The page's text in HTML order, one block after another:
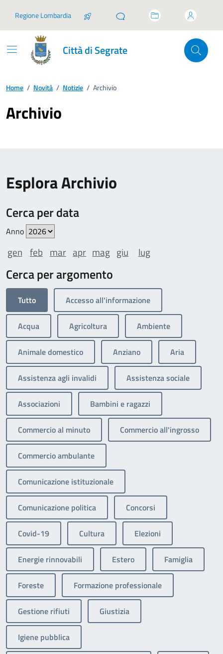
Regione Lombardia
Città di Segrate
Home / Novità / Notizie / Archivio
Archivio
Esplora Archivio
Cerca per data
Anno
gen feb mar apr mag giu lug
Cerca per argomento
Tutto Accesso all'informazione
Acqua Agricoltura Ambiente
Animale domestico Anziano Aria
Assistenza agli invalidi Assistenza sociale
Associazioni Bambini e ragazzi
Commercio al minuto Commercio all'ingrosso
Commercio ambulante
Comunicazione istituzionale
Comunicazione politica Concorsi
Covid-19 Cultura Elezioni
Energie rinnovabili Estero Famiglia
Foreste Formazione professionale
Gestione rifiuti Giustizia
Igiene pubblica